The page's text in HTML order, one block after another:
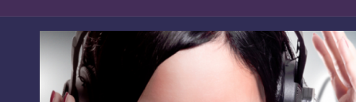
O
L
I
CONTENIDO,
RRSS
contacto:
grupolikecomunicaciones@gmail.com